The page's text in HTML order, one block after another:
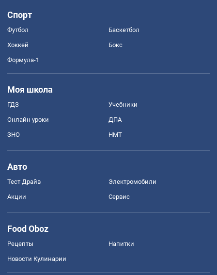
Спорт
Футбол Баскетбол
Хоккей Бокс
Формула-1
Моя школа
ГДЗ Учебники
Онлайн уроки ДПА
ЗНО НМТ
Авто
Тест Драйв Электромобили
Акции Сервис
Food Oboz
Рецепты Напитки
Новости Кулинарии